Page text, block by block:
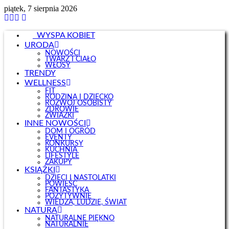
piątek, 7 sierpnia 2026
WYSPA KOBIET
URODA
NOWOŚCI
TWARZ I CIAŁO
WŁOSY
TRENDY
WELLNESS
FIT
RODZINA I DZIECKO
ROZWÓJ OSOBISTY
ZDROWIE
ZWIĄZKI
INNE NOWOŚCI
DOM I OGRÓD
EVENTY
KONKURSY
KUCHNIA
LIFESTYLE
ZAKUPY
KSIĄŻKI
DZIECI I NASTOLATKI
POWIEŚĆ
FANTASTYKA
POZYTYWNIE
WIEDZA, LUDZIE, ŚWIAT
NATURA
NATURALNE PIĘKNO
NATURALNIE